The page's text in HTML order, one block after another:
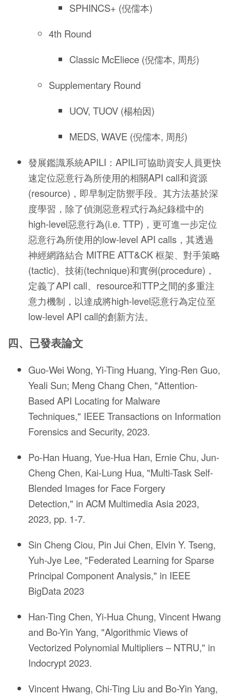
SPHINCS+ (倪儒本)
4th Round
Classic McEliece (倪儒本, 周彤)
Supplementary Round
UOV, TUOV (楊柏因)
MEDS, WAVE (倪儒本, 周彤)
發展鑑識系統APILI：APILI可協助資安人員更快
速定位惡意行為所使用的相關API call和資源
(resource)，即早制定防禦手段。其方法基於深
度學習，除了偵測惡意程式行為紀錄檔中的
high-level惡意行為(i.e. TTP)，更可進一步定位
惡意行為所使用的low-level API calls，其透過
神經網路結合 MITRE ATT&CK 框架、對手策略
(tactic)、技術(technique)和實例(procedure)，
定義了API call、resource和TTP之間的多重注
意力機制，以達成將high-level惡意行為定位至
low-level API call的創新方法。
四、已發表論文
Guo-Wei Wong, Yi-Ting Huang, Ying-Ren Guo,
Yeali Sun; Meng Chang Chen, "Attention-
Based API Locating for Malware
Techniques," IEEE Transactions on Information
Forensics and Security, 2023.
Po-Han Huang, Yue-Hua Han, Ernie Chu, Jun-
Cheng Chen, Kai-Lung Hua, "Multi-Task Self-
Blended Images for Face Forgery
Detection," in ACM Multimedia Asia 2023,
2023, pp. 1-7.
Sin Cheng Ciou, Pin Jui Chen, Elvin Y. Tseng,
Yuh-Jye Lee, "Federated Learning for Sparse
Principal Component Analysis," in IEEE
BigData 2023
Han-Ting Chen, Yi-Hua Chung, Vincent Hwang
and Bo-Yin Yang, "Algorithmic Views of
Vectorized Polynomial Multipliers – NTRU," in
Indocrypt 2023.
Vincent Hwang, Chi-Ting Liu and Bo-Yin Yang,